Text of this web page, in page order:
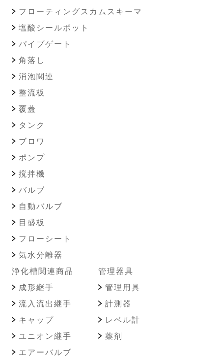
フローティングスカムスキーマ
塩酸シールポット
パイプゲート
角落し
消泡関連
整流板
覆蓋
タンク
ブロワ
ポンプ
撹拌機
バルブ
自動バルブ
目盛板
フローシート
気水分離器
浄化槽関連商品
成形継手
流入流出継手
キャップ
ユニオン継手
エアーバルブ
管理器具
管理用具
計測器
レベル計
薬剤